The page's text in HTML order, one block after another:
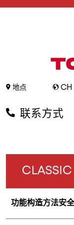
地点 CH
联系方式
功能构造方法安